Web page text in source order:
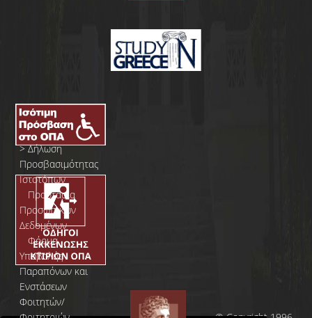
>Δήλωση
Προσβασιμότητας
Ιστοτόπων
Προστασία
Προσωπικών
Δεδομένων
Φόρμα
Yποβολής
Παραπόνων και
Ενστάσεων
Φοιτητών/